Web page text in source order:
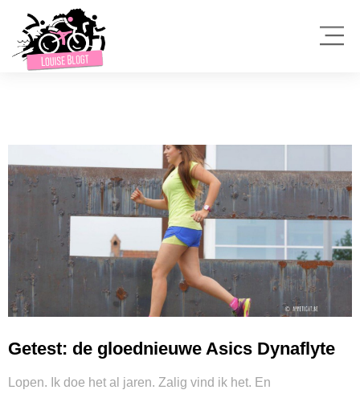
Getest: de gloednieuwe Asics Dynaflyte
Lopen. Ik doe het al jaren. Zalig vind ik het. En